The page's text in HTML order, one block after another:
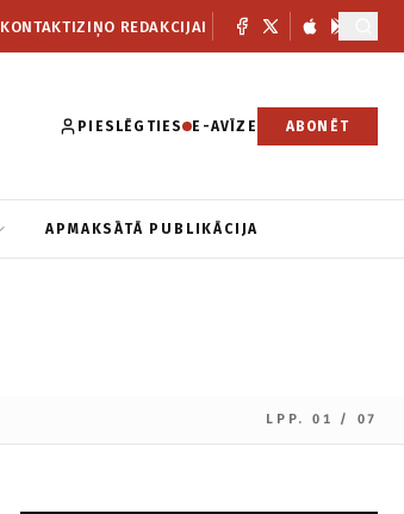
KONTAKTIZIŅO REDAKCIJAI
PIESLĒGTIES E-AVĪZE ABONĒT
APMAKSĀTĀ PUBLIKĀCIJA
LPP. 01 / 07